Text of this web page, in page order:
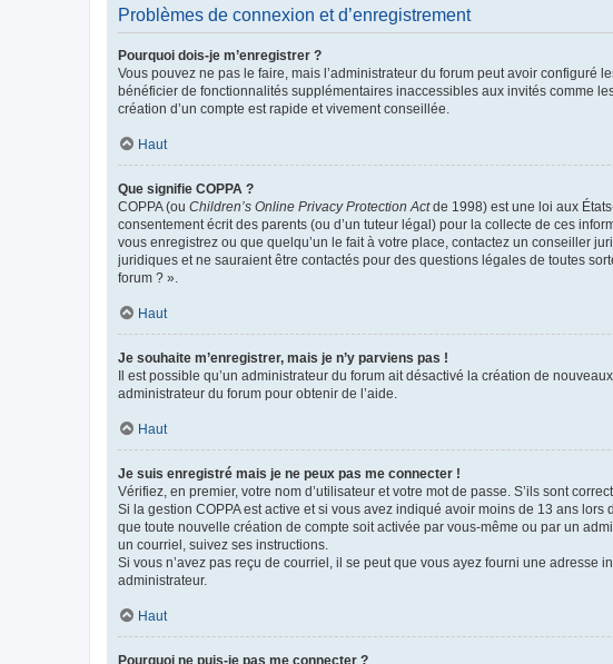
Problèmes de connexion et d’enregistrement
Pourquoi dois-je m’enregistrer ?
Vous pouvez ne pas le faire, mais l’administrateur du forum peut avoir configuré
bénéficier de fonctionnalités supplémentaires inaccessibles aux invités comme
création d’un compte est rapide et vivement conseillée.
Haut
Que signifie COPPA ?
COPPA (ou Children’s Online Privacy Protection Actde 1998) est une loi aux
consentement écrit des parents (ou d’un tuteur légal) pour la collecte de ces
vous enregistrez ou que quelqu’un le fait à votre place, contactez un conseiller
juridiques et ne sauraient être contactés pour des questions légales de toutes
forum ? ».
Haut
Je souhaite m’enregistrer, mais je n’y parviens pas !
Il est possible qu’un administrateur du forum ait désactivé la création de
administrateur du forum pour obtenir de l’aide.
Haut
Je suis enregistré mais je ne peux pas me connecter !
Vérifiez, en premier, votre nom d’utilisateur et votre mot de passe. S’ils sont
Si la gestion COPPA est active et si vous avez indiqué avoir moins de 13 ans
que toute nouvelle création de compte soit activée par vous-même ou par un
un courriel, suivez ses instructions.
Si vous n’avez pas reçu de courriel, il se peut que vous ayez fourni une adresse
administrateur.
Haut
Pourquoi ne puis-je pas me connecter ?